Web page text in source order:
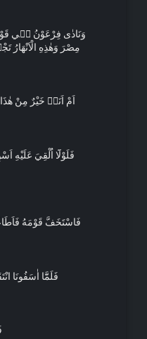
وَنَادٰى فِرْعَوْنُ ف۪ي
مِصْرَ وَهٰذِهِ
اَمْ اَنَا۬ خَيْرٌ مِنْ
فَلَوْلَٓا اُلْقِيَ عَلَيْهِ
فَاسْتَخَفَّ قَوْمَهُ
فَلَمَّٓا اٰسَفُونَا